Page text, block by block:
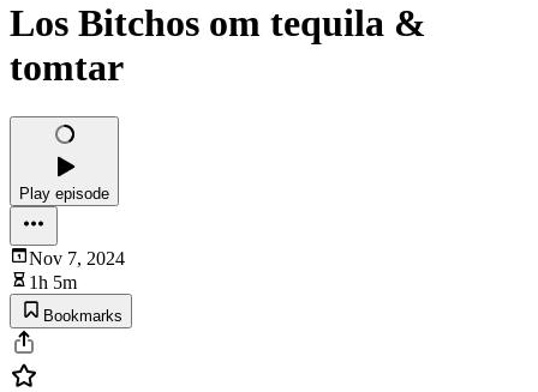
Los Bitchos om tequila &
tomtar
Play episode
Nov 7, 2024
1h 5m
Bookmarks